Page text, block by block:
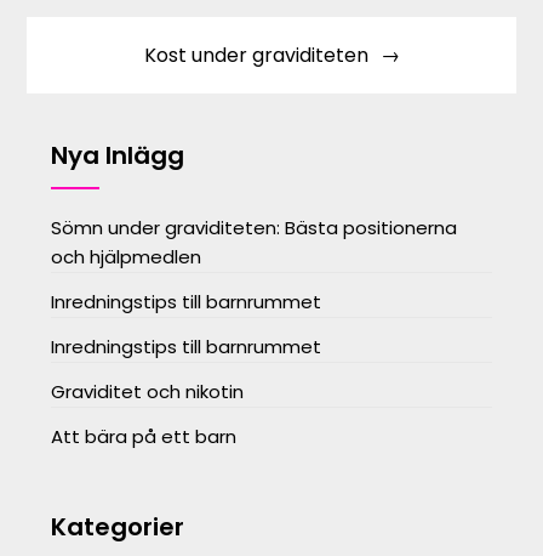
Kost under graviditeten
Nya Inlägg
Sömn under graviditeten: Bästa positionerna
och hjälpmedlen
Inredningstips till barnrummet
Inredningstips till barnrummet
Graviditet och nikotin
Att bära på ett barn
Kategorier